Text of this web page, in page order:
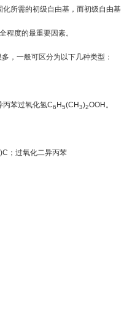
化所需的初级自由基，而初级自由基
程度的最重要因素。
，一般可区分为以下几种类型：
丙苯过氧化氢C6 H5(CH3)2OOH 。
)C ；过氧化二异丙苯